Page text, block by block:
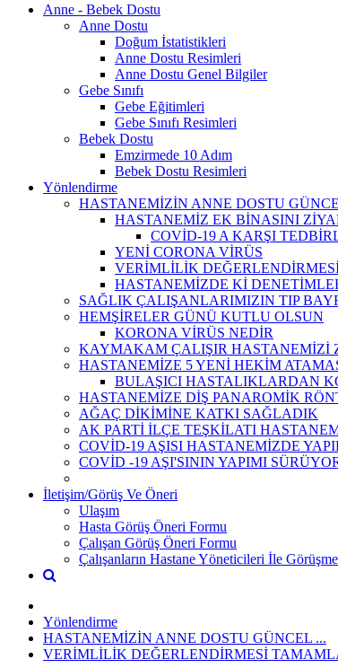
Anne - Bebek Dostu
Anne Dostu
Doğum İstatistikleri
Anne Dostu Resimleri
Anne Dostu Genel Bilgiler
Gebe Sınıfı
Gebe Eğitimleri
Gebe Sınıfı Resimleri
Bebek Dostu
Emzirmede 10 Adım
Bebek Dostu Resimleri
Yönlendirme
HASTANEMİZİN ANNE DOSTU
HASTANEMİZ EK BİNASINI
COVİD-19 A KARŞI
YENİ CORONA VİRÜS
VERİMLİLİK
HASTANEMİZDE Kİ
SAĞLIK ÇALIŞANLARIMIZIN TIP
HEMŞİRELER GÜNÜ KUTLU OLSUN
KORONA VİRÜS NEDİR
KAYMAKAM ÇALIŞIR HASTANEMİZİ
HASTANEMİZE 5 YENİ HEKİM
BULAŞICI HASTALIKLARDAN
HASTANEMİZE DİŞ PANAROMİK
AĞAÇ DİKİMİNE KATKI SAĞLADIK
AK PARTİ İLÇE TEŞKİLATI
COVİD-19 AŞISI HASTANEMİZDE
COVİD -19 AŞI'SININ YAPIMI
İletişim/Görüş Ve Öneri
Ulaşım
Hasta Görüş Öneri Formu
Çalışan Görüş Öneri Formu
Çalışanların Hastane Yöneticileri İle
Yönlendirme
HASTANEMİZİN ANNE DOSTU GÜNCEL ...
VERİMLİLİK DEĞERLENDİRMESİ